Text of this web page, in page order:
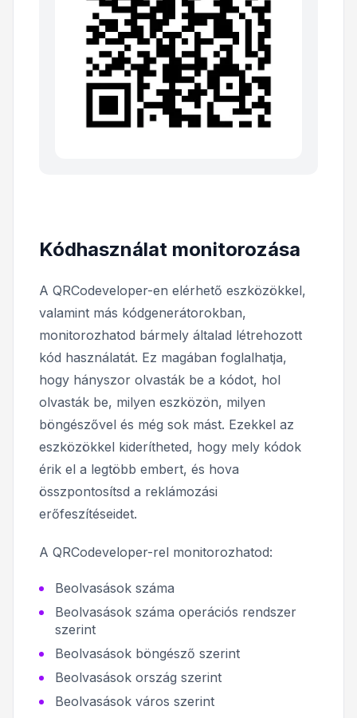
Kódhasználat monitorozása
A QRCodeveloper-en elérhető eszközökkel,
valamint más kódgenerátorokban,
monitorozhatod bármely általad létrehozott
kód használatát. Ez magában foglalhatja,
hogy hányszor olvasták be a kódot, hol
olvasták be, milyen eszközön, milyen
böngészővel és még sok mást. Ezekkel az
eszközökkel kiderítheted, hogy mely kódok
érik el a legtöbb embert, és hova
összpontosítsd a reklámozási
erőfeszítéseidet.
A QRCodeveloper-rel monitorozhatod:
Beolvasások száma
Beolvasások száma operációs rendszer
szerint
Beolvasások böngésző szerint
Beolvasások ország szerint
Beolvasások város szerint